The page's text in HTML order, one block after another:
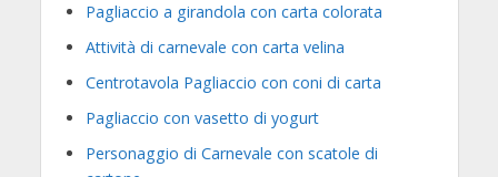
Pagliaccio a girandola con carta colorata
Attività di carnevale con carta velina
Centrotavola Pagliaccio con coni di carta
Pagliaccio con vasetto di yogurt
Personaggio di Carnevale con scatole di